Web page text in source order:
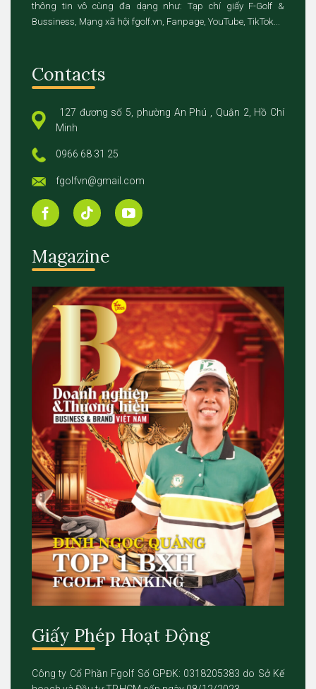
thông tin vô cùng đa dạng như: Tạp chí giấy F-Golf &
Bussiness, Mạng xã hội fgolf.vn, Fanpage, YouTube, TikTok...
Contacts
127 đương số 5, phường An Phú , Quận 2, Hồ Chí
Minh
0966 68 31 25
fgolfvn@gmail.com
Magazine
Giấy Phép Hoạt Động
Công ty Cổ Phần Fgolf Số GPĐK: 0318205383 do Sở Kế